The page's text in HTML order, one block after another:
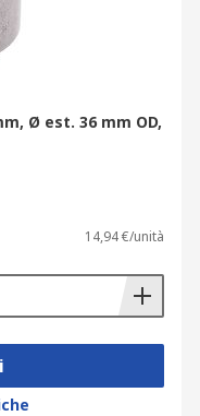
Ø est. 36 mm OD,
14,94 €/unità